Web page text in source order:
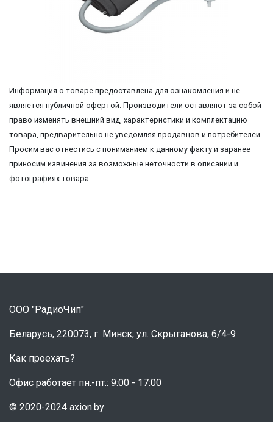
Информация о товаре предоставлена для ознакомления и не
является публичной офертой. Производители оставляют за собой
право изменять внешний вид, характеристики и комплектацию
товара, предварительно не уведомляя продавцов и потребителей.
Просим вас отнестись с пониманием к данному факту и заранее
приносим извинения за возможные неточности в описании и
фотографиях товара.
ООО "РадиоЧип"
Беларусь, 220073, г. Минск, ул. Скрыганова, 6/4-9
Как проехать?
Офис работает пн.-пт.: 9:00 - 17:00
© 2020-2024 axion.by